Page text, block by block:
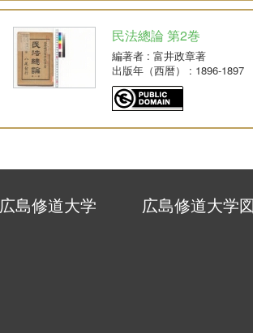
民法總論 第2巻
編著者 : 富井政章著
出版年（西暦）
: 1896-1897
広島修道大学 広島修道大学